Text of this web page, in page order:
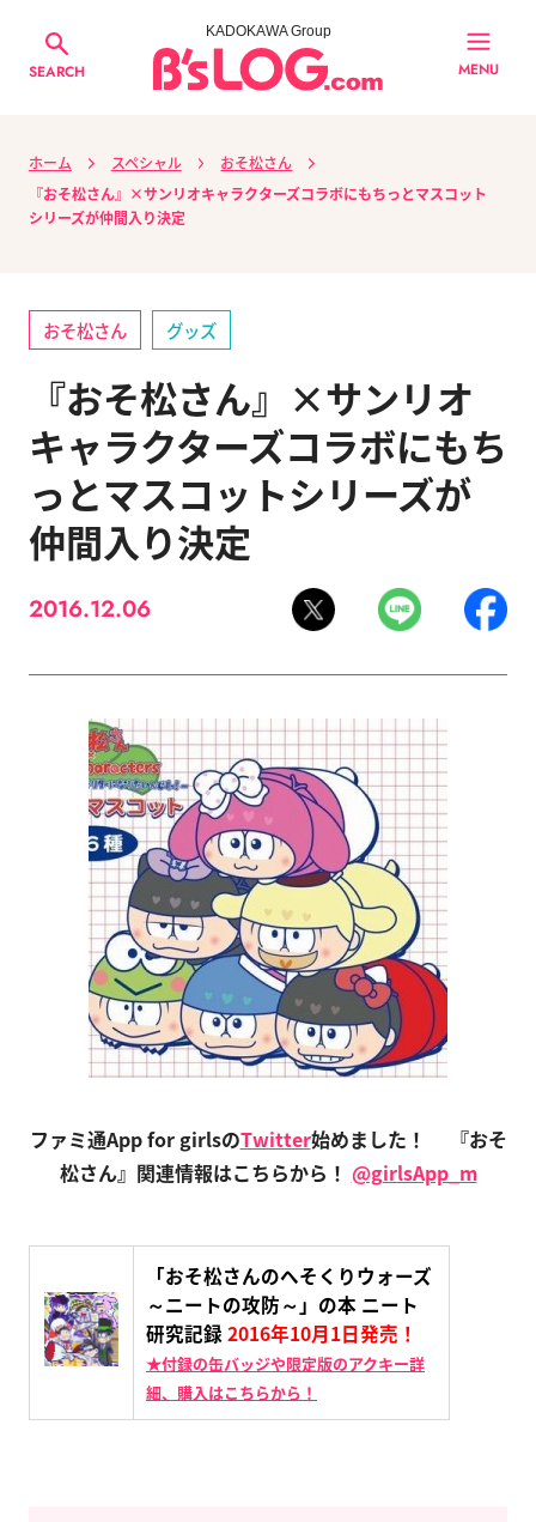
SEARCH
KADOKAWA Group
MENU
ホーム スペシャル
おそ松さん
『おそ松さん』×サンリオキャラクターズコラボにもちっとマスコット
シリーズが仲間入り決定
おそ松さん グッズ
『おそ松さん』×サンリオ
キャラクターズコラボにもち
っとマスコットシリーズが
仲間入り決定
2016.12.06
ファミ通App for girlsのTwitter始めました！
『おそ
松さん』関連情報はこちらから！ @girlsApp_m
「おそ松さんのへそくりウォーズ
～ニートの攻防～」の本 ニート
研究記録 2016年10月1日発売！
★付録の缶バッジや限定版のアクキー詳
細、購入はこちらから！